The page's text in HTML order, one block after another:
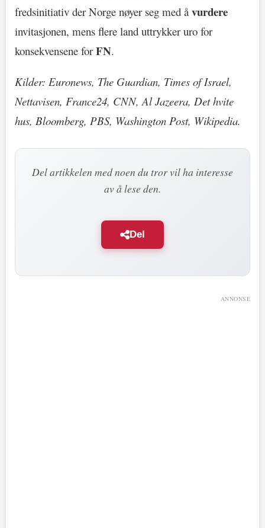
fredsinitiativ der Norge nøyer seg med åvurdere
invitasjonen, mens flere land uttrykker uro for
konsekvensene forFN.
Kilder: Euronews, The Guardian, Times of Israel,
Nettavisen, France24, CNN, Al Jazeera, Det hvite
hus, Bloomberg, PBS, Washington Post, Wikipedia.
Del artikkelen med noen du tror vil ha interesse
av å lese den.
Del
ANNONSE